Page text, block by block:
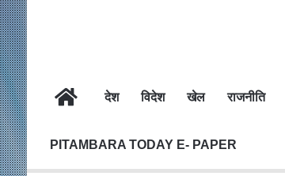
होम देश विदेश खेल राजनीति
PITAMBARA TODAY E- PAPER